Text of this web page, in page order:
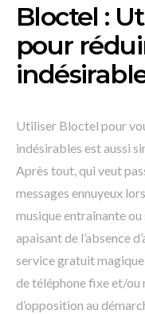
Bloctel :
pour
Utiliser Bloctel pour
indésirables est aussi
Après tout, qui veut
messages ennuyeux
musique entraînante
apaisant de l’absence
service gratuit
de téléphone fixe et/
d’opposition au